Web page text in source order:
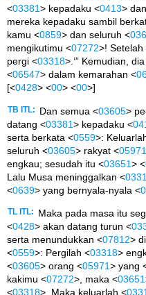
<03381> kepadaku <0413>
mereka kepadaku sambil
kamu <0859> dan seluruh <
mengikutimu <07272>! Setelah
pergi <03318>.’” Kemudian,
<06547> dalam kemarahan <
[<0428> <00> <00>]
TB ITL: Dan semua <03605>
datang <03381> kepadaku <
serta berkata <0559>:
seluruh <03605> rakyat <05971
engkau; sesudah itu <03651> <
Lalu Musa meninggalkan <
<0639> yang bernyala-nyala <
TL ITL: Maka pada masa itu
<0428> akan datang turun <
serta menundukkan <07812>
<0559>: Pergilah <03318>
<03605> orang <05971> yang
kakimu <07272>, maka <03651
<03318>. Maka keluarlah <